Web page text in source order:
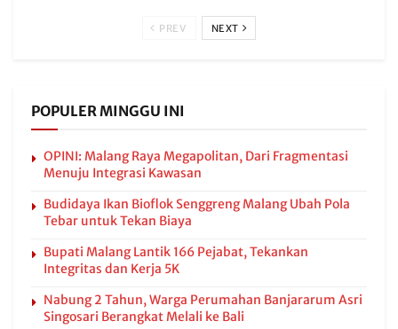
PREV NEXT
POPULER MINGGU INI
OPINI: Malang Raya Megapolitan, Dari Fragmentasi
Menuju Integrasi Kawasan
Budidaya Ikan Bioflok Senggreng Malang Ubah Pola
Tebar untuk Tekan Biaya
Bupati Malang Lantik 166 Pejabat, Tekankan
Integritas dan Kerja 5K
Nabung 2 Tahun, Warga Perumahan Banjararum Asri
Singosari Berangkat Melali ke Bali